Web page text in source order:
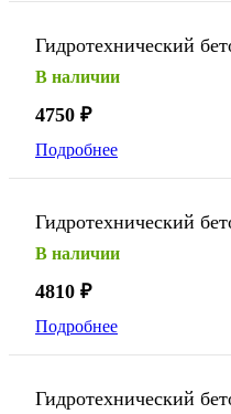
Гидротехнический
В наличии
4750 ₽
Подробнее
Гидротехнический
В наличии
4810 ₽
Подробнее
Гидротехнический